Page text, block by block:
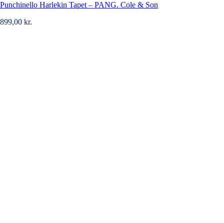
Punchinello Harlekin Tapet – PANG. Cole & Son
899,00 kr.